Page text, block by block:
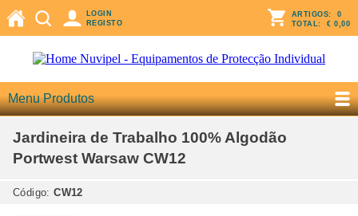
LOGIN
REGISTO
ARTIGOS: 0
TOTAL: € 0,00
Menu Produtos
Jardineira de Trabalho 100% Algodão
Portwest Warsaw CW12
Código:CW12